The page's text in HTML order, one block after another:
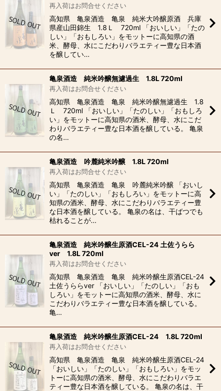
再入荷はお問合せください
高知県 亀泉酒造 亀泉 純米大吟醸原酒 兵庫
県産山田錦生 1.8Ｌ 720ml 「おいしい」「たの
しい」「おもしろい」をモットーに高知県の酒
米、酵母、水にこだわりバラエティー豊な日本酒
を醸してい…
亀泉酒造 純米吟醸無濾過生 1.8L 720ml
再入荷はお問合せください
高知県 亀泉酒造 亀泉 純米吟醸無濾過生 1.8
Ｌ 720ml 「おいしい」「たのしい」「おもしろ
い」をモットーに高知県の酒米、酵母、水にこだ
わりバラエティー豊な日本酒を醸している。 亀泉
の名…
亀泉酒造 吟麓純米吟醸 1.8L 720ml
再入荷はお問合せください
高知県 亀泉酒造 亀泉 吟麓純米吟醸 「おいし
い」「たのしい」「おもしろい」をモットーに高
知県の酒米、酵母、水にこだわりバラエティー豊
な日本酒を醸している。 亀泉の名は、干ばつでも
枯れることが…
亀泉酒造 純米吟醸生原酒CEL-24 土佐うらら
ver 1.8L 720ml
再入荷はお問合せください
高知県 亀泉酒造 亀泉 純米吟醸生原酒CEL-24
土佐うららver 「おいしい」「たのしい」「おも
しろい」をモットーに高知県の酒米、酵母、水に
こだわりバラエティー豊な日本酒を醸している。
亀…
亀泉酒造 純米吟醸生原酒CEL-24 1.8L 720ml
再入荷はお問合せください
高知県 亀泉酒造 亀泉 純米吟醸生原酒CEL-24
「おいしい」「たのしい」「おもしろい」をモッ
トーに高知県の酒米、酵母、水にこだわりバラエ
ティー豊な日本酒を醸している。 亀泉の名は、干